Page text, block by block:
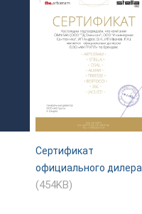
Сертификат
официального дилера
(454KB)